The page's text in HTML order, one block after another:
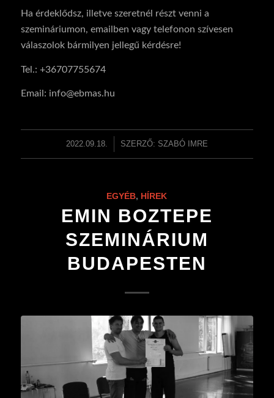
Ha érdeklődsz, illetve szeretnél részt venni a
szemináriumon, emailben vagy telefonon szívesen
válaszolok bármilyen jellegű kérdésre!
Tel.: +36707755674
Email: info@ebmas.hu
2022.09.18.
/ SZERZŐ: SZABÓ IMRE
EGYÉB, HÍREK
EMIN BOZTEPE
SZEMINÁRIUM
BUDAPESTEN